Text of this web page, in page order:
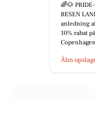
🌈🐶
RESEN
anledning
10% rabat
Åbn